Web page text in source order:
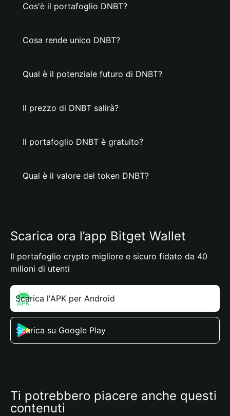
Cos'è il portafoglio DNBT?
Cosa rende unico DNBT?
Qual è il potenziale futuro di DNBT?
Il prezzo di DNBT salirà?
Il portafoglio DNBT è gratuito?
Qual è il valore del token DNBT?
Scarica ora l’app Bitget Wallet
Il portafoglio crypto migliore e sicuro fidato da 40
milioni di utenti
Scarica l'APK per Android
Scarica su Google Play
Ti potrebbero piacere anche questi
contenuti